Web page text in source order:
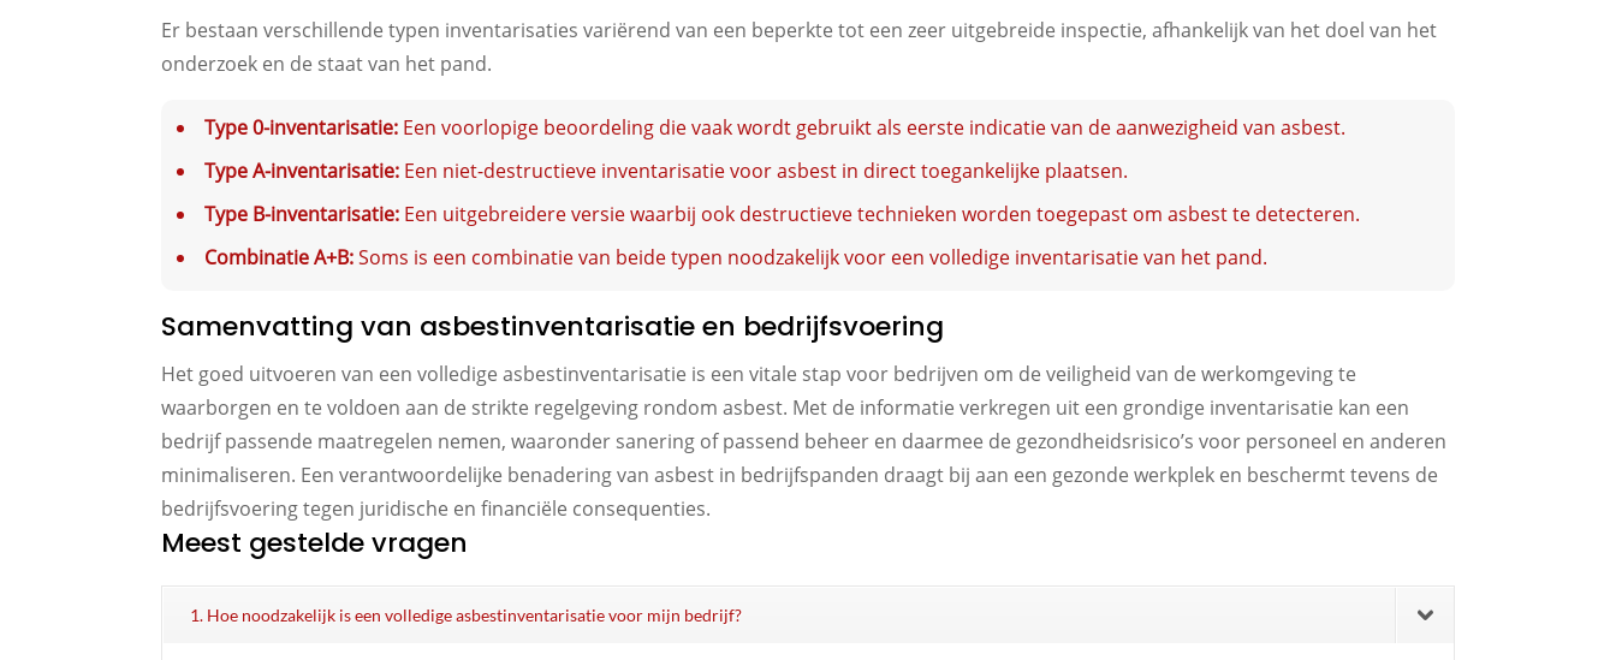
Er bestaan verschillende typen inventarisaties variërend van een beperkte tot een zeer uitgebreide inspectie, afhankelijk van het doel van het
onderzoek en de staat van het pand.
Type 0-inventarisatie: Een voorlopige beoordeling die vaak wordt gebruikt als eerste indicatie van de aanwezigheid van asbest.
Type A-inventarisatie: Een niet-destructieve inventarisatie voor asbest in direct toegankelijke plaatsen.
Type B-inventarisatie: Een uitgebreidere versie waarbij ook destructieve technieken worden toegepast om asbest te detecteren.
Combinatie A+B:Soms is een combinatie van beide typen noodzakelijk voor een volledige inventarisatie van het pand.
Samenvatting van asbestinventarisatie en bedrijfsvoering
Het goed uitvoeren van een volledige asbestinventarisatie is een vitale stap voor bedrijven om de veiligheid van de werkomgeving te
waarborgen en te voldoen aan de strikte regelgeving rondom asbest. Met de informatie verkregen uit een grondige inventarisatie kan een
bedrijf passende maatregelen nemen, waaronder sanering of passend beheer en daarmee de gezondheidsrisico’s voor personeel en anderen
minimaliseren. Een verantwoordelijke benadering van asbest in bedrijfspanden draagt bij aan een gezonde werkplek en beschermt tevens de
bedrijfsvoering tegen juridische en financiële consequenties.
Meest gestelde vragen
1. Hoe noodzakelijk is een volledige asbestinventarisatie voor mijn bedrijf?